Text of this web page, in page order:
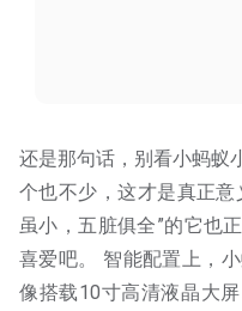
还是那句话，别看小蚂蚁
个也不少，这才是真正意
虽小，五脏俱全”的它也
喜爱吧。 智能配置上，
像搭载10寸高清液晶大